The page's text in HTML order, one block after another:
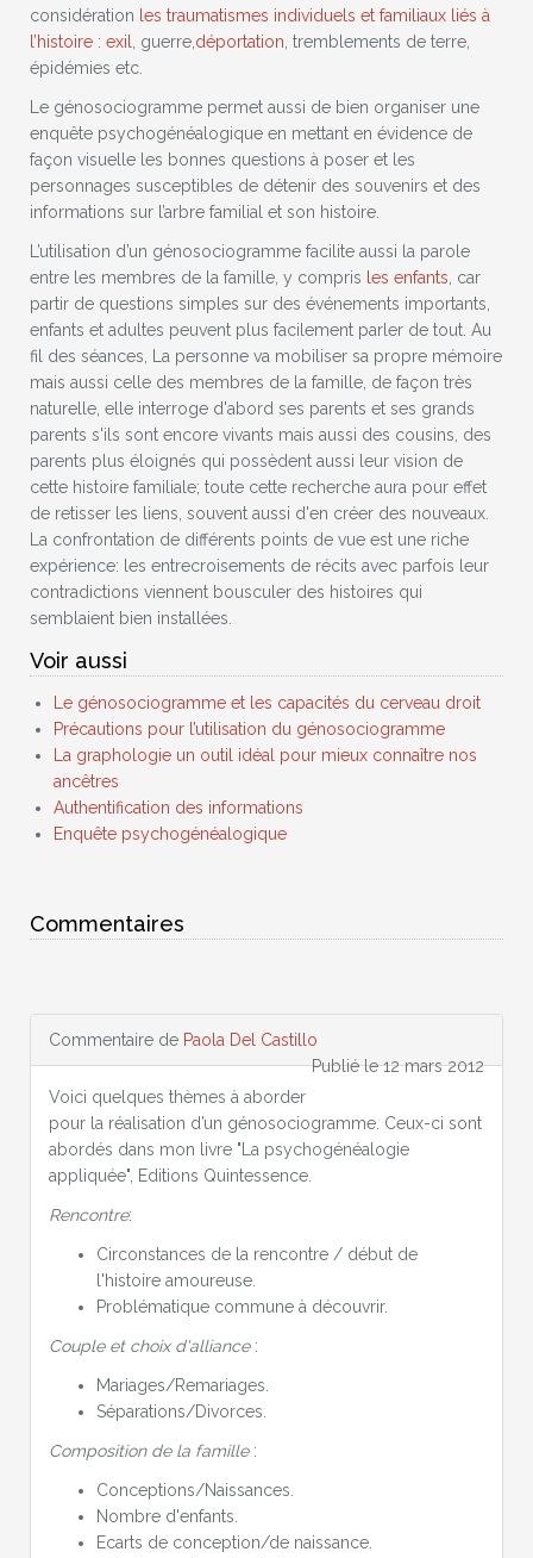
considération les traumatismes individuels et familiaux liés à
l’histoire : exil , guerre, déportation , tremblements de terre,
épidémies etc.
Le génosociogramme permet aussi de bien organiser une
enquête psychogénéalogique en mettant en évidence de
façon visuelle les bonnes questions à poser et les
personnages susceptibles de détenir des souvenirs et des
informations sur l’arbre familial et son histoire.
L’utilisation d’un génosociogramme facilite aussi la parole
entre les membres de la famille, y compris les enfants , car
partir de questions simples sur des événements importants,
enfants et adultes peuvent plus facilement parler de tout. Au
fil des séances, La personne va mobiliser sa propre mémoire
mais aussi celle des membres de la famille, de façon très
naturelle, elle interroge d'abord ses parents et ses grands
parents s'ils sont encore vivants mais aussi des cousins, des
parents plus éloignés qui possèdent aussi leur vision de
cette histoire familiale; toute cette recherche aura pour effet
de retisser les liens, souvent aussi d'en créer des nouveaux.
La confrontation de différents points de vue est une riche
expérience: les entrecroisements de récits avec parfois leur
contradictions viennent bousculer des histoires qui
semblaient bien installées.
Voir aussi
Le génosociogramme et les capacités du cerveau droit
Précautions pour l’utilisation du génosociogramme
La graphologie un outil idéal pour mieux connaître nos
ancêtres
Authentification des informations
Enquête psychogénéalogique
Commentaires
Commentaire de Paola Del Castillo
Publié le 12 mars 2012
Voici quelques thèmes à aborder
pour la réalisation d’un génosociogramme. Ceux-ci sont
abordés dans mon livre "La psychogénéalogie
appliquée", Editions Quintessence.
Rencontre:
Circonstances de la rencontre / début de
l'histoire amoureuse.
Problématique commune à découvrir.
Couple et choix d'alliance:
Mariages/Remariages.
Séparations/Divorces.
Composition de la famille:
Conceptions/Naissances.
Nombre d'enfants.
Ecarts de conception/de naissance.